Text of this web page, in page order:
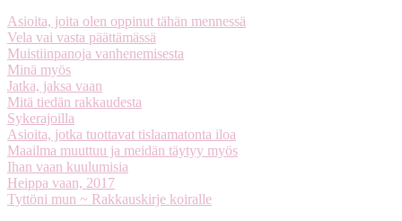
Asioita, joita olen oppinut tähän mennessä
Vela vai vasta päättämässä
Muistiinpanoja vanhenemisesta
Minä myös
Jatka, jaksa vaan
Mitä tiedän rakkaudesta
Sykerajoilla
Asioita, jotka tuottavat tislaamatonta iloa
Maailma muuttuu ja meidän täytyy myös
Ihan vaan kuulumisia
Heippa vaan, 2017
Tyttöni mun ~ Rakkauskirje koiralle